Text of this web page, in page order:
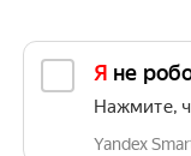
Я не
Нажмите,
Yandex